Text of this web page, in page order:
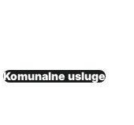
Komunalne usluge